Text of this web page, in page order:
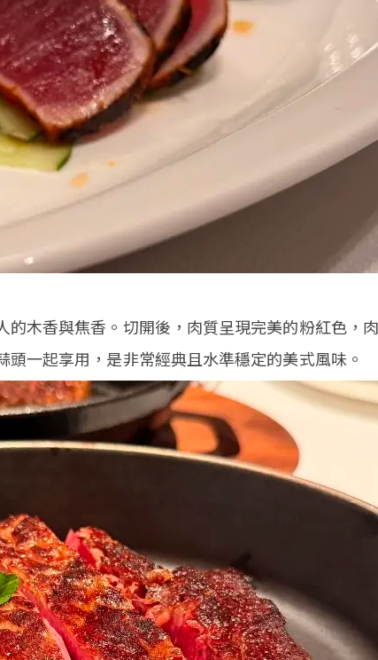
的木香與焦香。切開後，肉質呈現完美的粉紅色，
一起享用，是非常經典且水準穩定的美式風味。